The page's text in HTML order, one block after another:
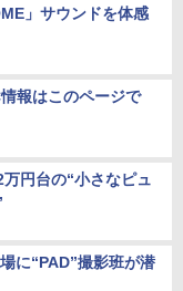
」サウンドを体感
報はこのページで
円台の“小さなピュ
に“PAD”撮影班が潜